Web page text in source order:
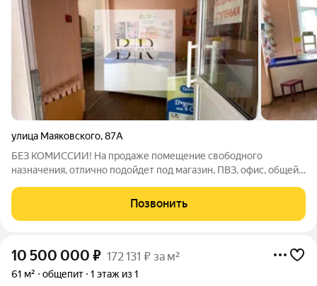
улица Маяковского,87А
БЕЗ КОМИССИИ! На продаже помещение свободного
назначения, отлично подойдет под магазин, ПВЗ, офис, общей
высокий трафик - остановка общественного транспорта в двух
шагах - первая линия - охранная
Позвонить
10 500 000 ₽ 172 131 ₽ за м²
61 м² общепит 1 этаж из 1